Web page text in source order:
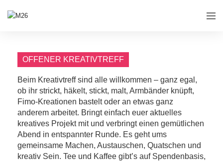
OFFENER KREATIVTREFF
Beim Kreativtreff sind alle willkommen – ganz egal,
ob ihr strickt, häkelt, stickt, malt, Armbänder knüpft,
Fimo-Kreationen bastelt oder an etwas ganz
anderem arbeitet. Bringt einfach euer aktuelles
kreatives Projekt mit und verbringt einen gemütlichen
Abend in entspannter Runde. Es geht ums
gemeinsame Machen, Austauschen, Quatschen und
kreativ Sein. Tee und Kaffee gibt’s auf Spendenbasis,